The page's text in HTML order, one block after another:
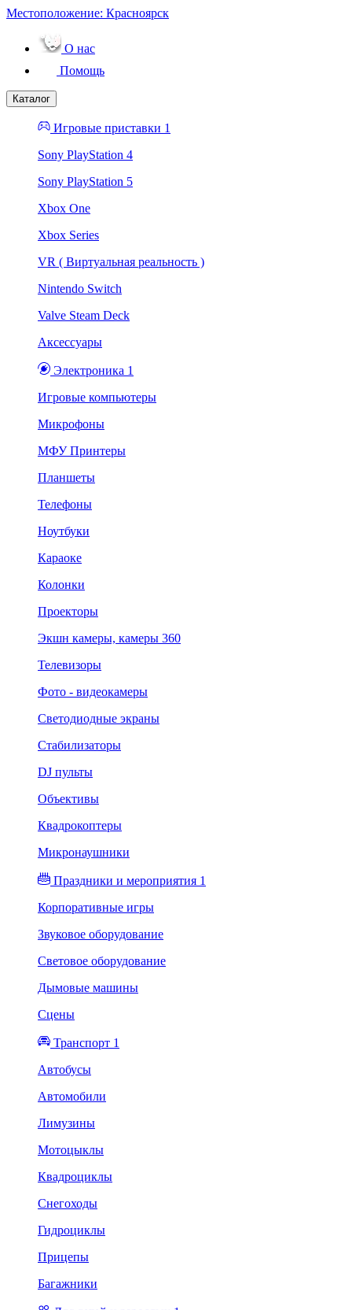
Местоположение: Красноярск
О нас
Помощь
Каталог
Игровые приставки 1
Sony PlayStation 4
Sony PlayStation 5
Xbox One
Xbox Series
VR ( Виртуальная реальность )
Nintendo Switch
Valve Steam Deck
Аксессуары
Электроника 1
Игровые компьютеры
Микрофоны
МФУ Принтеры
Планшеты
Телефоны
Ноутбуки
Караоке
Колонки
Проекторы
Экшн камеры, камеры 360
Телевизоры
Фото - видеокамеры
Светодиодные экраны
Стабилизаторы
DJ пульты
Объективы
Квадрокоптеры
Микронаушники
Праздники и мероприятия 1
Корпоративные игры
Звуковое оборудование
Световое оборудование
Дымовые машины
Сцены
Транспорт 1
Автобусы
Автомобили
Лимузины
Мотоцыклы
Квадроциклы
Снегоходы
Гидроциклы
Прицепы
Багажники